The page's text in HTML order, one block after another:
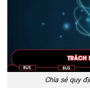
Chia sẻ quy